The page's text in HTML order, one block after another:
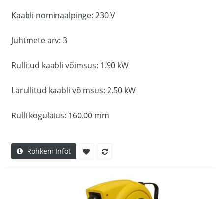
Kaabli nominaalpinge: 230 V
Juhtmete arv: 3
Rullitud kaabli võimsus: 1.90 kW
Larullitud kaabli võimsus: 2.50 kW
Rulli kogulaius: 160,00 mm
Rohkem Infot